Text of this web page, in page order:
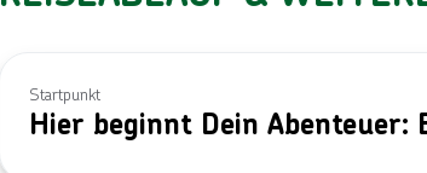
Startpunkt
Hier beginnt Dein Abenteuer: